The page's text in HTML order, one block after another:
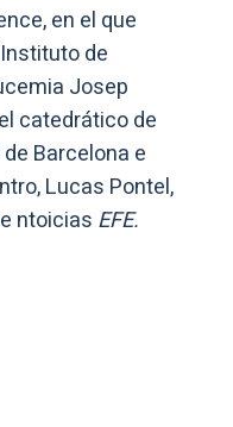
en el que
de
Josep
catedrático de
Barcelona e
Lucas Pontel,
ntoicias EFE.